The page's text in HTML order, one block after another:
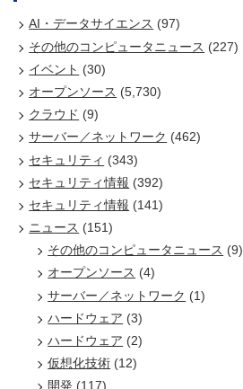
AI・データサイエンス (97)
その他のコンピュータニュース (227)
イベント (30)
オープンソース (5,730)
クラウド (9)
サーバー／ネットワーク (462)
セキュリティ (343)
セキュリティ情報 (392)
セキュリティ情報 (141)
ニュース (151)
その他のコンピュータニュース (9)
オープンソース (4)
サーバー／ネットワーク (1)
ハードウェア (3)
ハードウェア (2)
仮想化技術 (12)
開発 (117)